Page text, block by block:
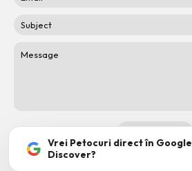
Vrei Petocuri direct în Google
Discover?